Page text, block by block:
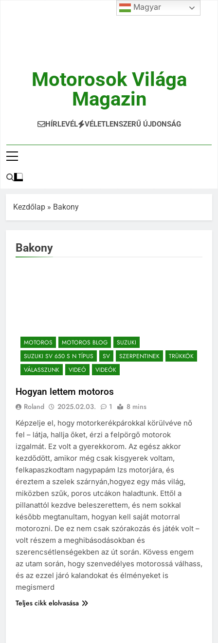
Motorosok Világa
Magazin
Hírek, Tesztek, Élmények Egy Helyen!
HÍRLEVÉL VÉLETLENSZERŰ ÚJDONSÁG
Kezdőlap » Bakony
Bakony
MOTOROS MOTOROS BLOG
SUZUKI
SUZUKI SV 650 S N TÍPUS
SV SZERPENTINEK
TRÜKKÖK
VÁLASSZUNK
VIDEÓ VIDEÓK
Hogyan lettem motoros
Roland 2025.02.03. 1 8 mins
Képzelje el, hogy motorkerékpárokkal körülvéve nő
fel – látja, hallja őket, érzi a felpörgő motorok
izgalmát. Ez volt a gyerekkorom. Az egész akkor
kezdődött, amikor még csak kisgyerek voltam,
felkapaszkodtam nagypapám Izs motorjára, és
éreztem a szelek szárnyán,hogyez egy más világ,
miközben szűk, poros utcákon haladtunk. Ettől a
pillanattól kezdve beleszerettem, és nem sokkal
később megtanultam, hogyan kell saját motorral
motorozni. De ez nem csak szórakozás és játék volt –
volt részem a meghibásodásokban és
szerencsétlenségekben az út során. Kövess engem
az utam során, hogy szenvedélyes motorossá válhass,
és az ezzel járó kalandokat és élményeket is
megismerd
Teljes cikk elolvasása
Magyar